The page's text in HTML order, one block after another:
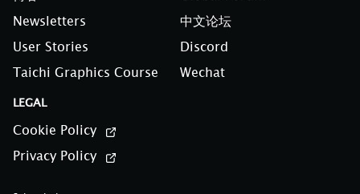
Newsletters
User Stories
Taichi Graphics Course
中文论坛
Discord
Wechat
LEGAL
Cookie Policy
Privacy Policy